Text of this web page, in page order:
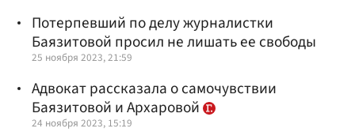
Потерпевший по делу журналистки
Баязитовой просил не лишать ее свободы
25 ноября 2023, 21:59
Адвокат рассказала о самочувствии
Баязитовой и Архаровой
24 ноября 2023, 15:19